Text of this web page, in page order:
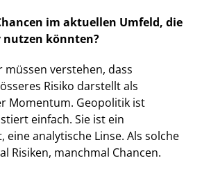
im aktuellen Umfeld, die
könnten?
müssen verstehen, dass
Risiko darstellt als
Momentum. Geopolitik ist
einfach. Sie ist ein
eine analytische Linse. Als solche
Risiken, manchmal Chancen.